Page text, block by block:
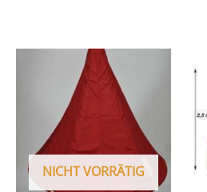
NICHT VORRÄTIG
Produkt
mehrere
auf.
Die